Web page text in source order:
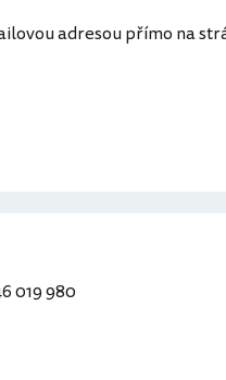
adresou přímo na
019 980